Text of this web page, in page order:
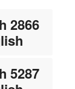
2866
5287